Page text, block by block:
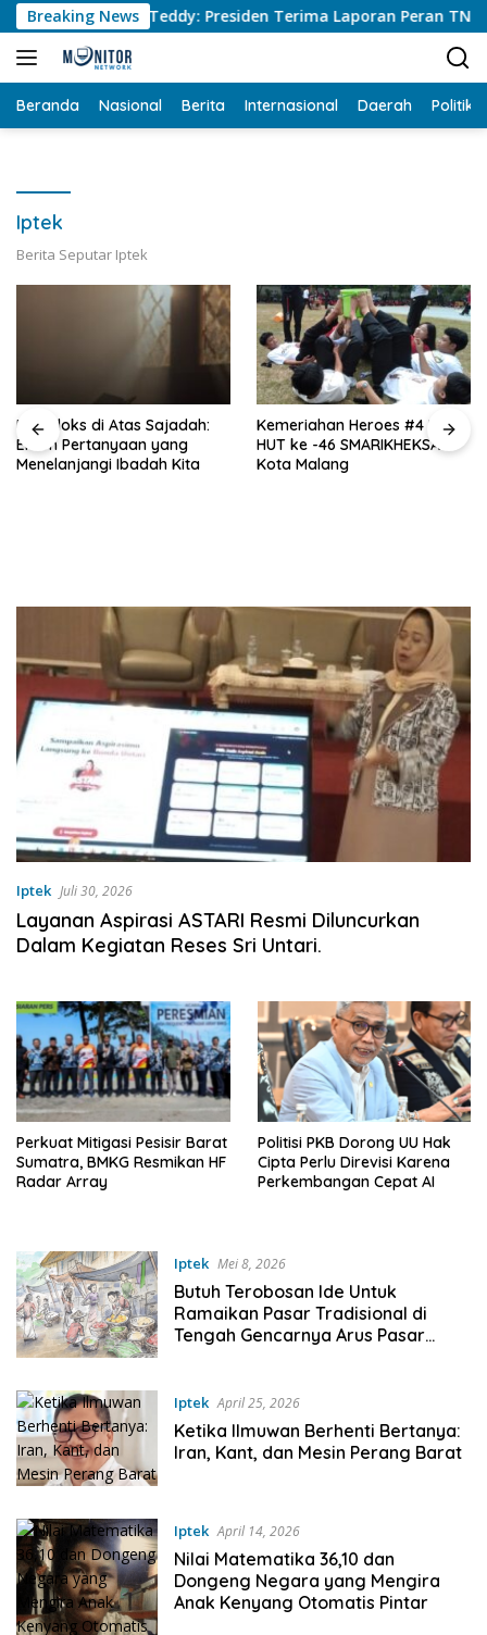
Langsung
ke
konten
Breaking News
Teddy: Presiden Terima Laporan Peran TNI Untuk
Beranda Nasional Berita Internasional Daerah Politik
Iptek
Berita Seputar Iptek
Kemeriahan Heroes #4 Di
HUT ke -46 SMARIKHEKSA
Kota Malang
Semoga State Capture Baru
Bukan Lagi Capture Lama
Namun Berbaju Baru
Iptek Juli 30, 2026
Layanan Aspirasi ASTARI Resmi Diluncurkan
Dalam Kegiatan Reses Sri Untari.
Perkuat Mitigasi Pesisir Barat
Sumatra, BMKG Resmikan HF
Radar Array
Politisi PKB Dorong UU Hak
Cipta Perlu Direvisi Karena
Perkembangan Cepat AI
Iptek Mei 8, 2026
Butuh Terobosan Ide Untuk
Ramaikan Pasar Tradisional di
Tengah Gencarnya Arus Pasar
Iptek April 25, 2026
Ketika Ilmuwan Berhenti Bertanya:
Iran, Kant, dan Mesin Perang Barat
Iptek April 14, 2026
Nilai Matematika 36,10 dan
Dongeng Negara yang Mengira
Anak Kenyang Otomatis Pintar